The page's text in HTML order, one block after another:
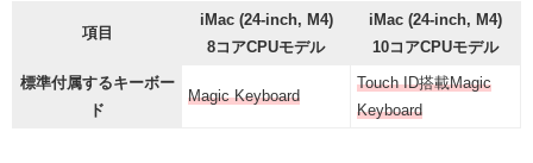
項目
iMac (24-inch, M4)
8コアCPUモデル
iMac (24-inch, M4)
10コアCPUモデル
標準付属するキーボー
ド
Magic Keyboard
Touch ID搭載Magic
Keyboard